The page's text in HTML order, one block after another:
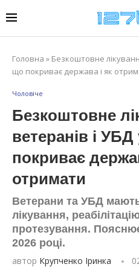
Головна » Безкоштовне
що покриває держава і як
Чоловіче
Безкоштовне
ветеранів і
покриває
отримати
Ветерани та УБД
лікування,
протезування.
2026 році.
автор Крупченко Іринка